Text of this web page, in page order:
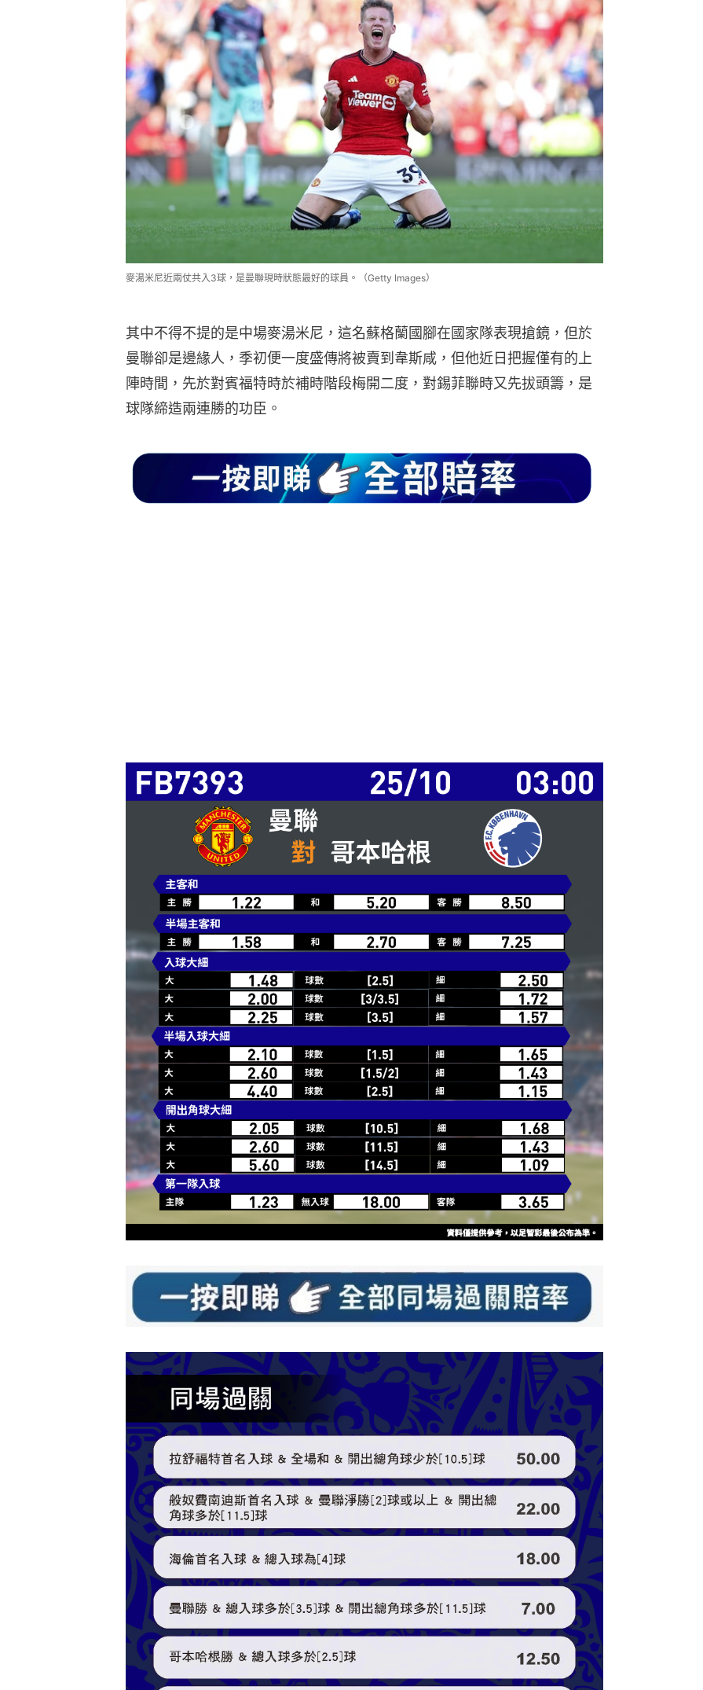
麥湯米尼近兩仗共入3球，是曼聯現時狀態最好的球員。（Getty Images）
其中不得不提的是中場麥湯米尼，這名蘇格蘭國腳在國家隊表現搶鏡，但於
曼聯卻是邊緣人，季初便一度盛傳將被賣到韋斯咸，但他近日把握僅有的上
陣時間，先於對賓福特時於補時階段梅開二度，對錫菲聯時又先拔頭籌，是
球隊締造兩連勝的功臣。